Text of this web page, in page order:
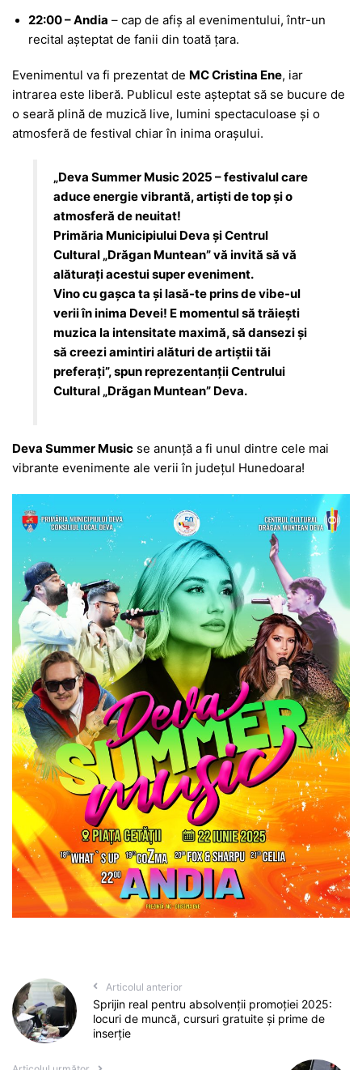
22:00 – Andia – cap de afiș al evenimentului, într-un
recital așteptat de fanii din toată țara.
Evenimentul va fi prezentat de MC Cristina Ene, iar
intrarea este liberă. Publicul este așteptat să se bucure de
o seară plină de muzică live, lumini spectaculoase și o
atmosferă de festival chiar în inima orașului.
„Deva Summer Music 2025 – festivalul care
aduce energie vibrantă, artiști de top și o
atmosferă de neuitat!
Primăria Municipiului Deva și Centrul
Cultural „Drăgan Muntean” vă invită să vă
alăturați acestui super eveniment.
Vino cu gașca ta și lasă-te prins de vibe-ul
verii în inima Devei! E momentul să trăiești
muzica la intensitate maximă, să dansezi și
să creezi amintiri alături de artiștii tăi
preferați”, spun reprezentanții Centrului
Cultural „Drăgan Muntean” Deva.
Deva Summer Music se anunță a fi unul dintre cele mai
vibrante evenimente ale verii în județul Hunedoara!
Articolul anterior
Sprijin real pentru absolvenții promoției 2025:
locuri de muncă, cursuri gratuite și prime de
inserție